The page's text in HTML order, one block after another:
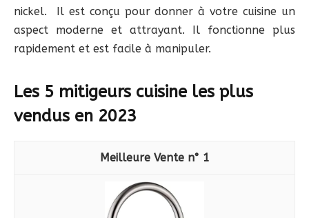
nickel. Il est conçu pour donner à votre cuisine un
aspect moderne et attrayant. Il fonctionne plus
rapidement et est facile à manipuler.
Les 5 mitigeurs cuisine les plus
vendus en 2023
1